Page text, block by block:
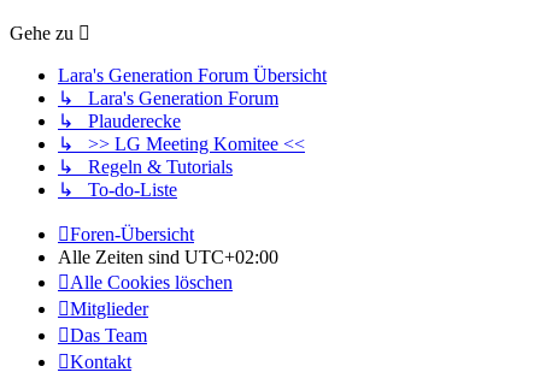
Gehe zu
Lara's Generation Forum Übersicht
↳ Lara's Generation Forum
↳ Plauderecke
↳ >> LG Meeting Komitee <<
↳ Regeln & Tutorials
↳ To-do-Liste
Foren-Übersicht
Alle Zeiten sind UTC+02:00
Alle Cookies löschen
Mitglieder
Das Team
Kontakt